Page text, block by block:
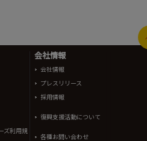
ズ利用規
会社情報
会社情報
プレスリリース
採用情報
復興支援活動について
各種お問い合わせ